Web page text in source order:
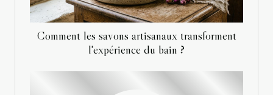
Comment les savons artisanaux transforment
l'expérience du bain ?